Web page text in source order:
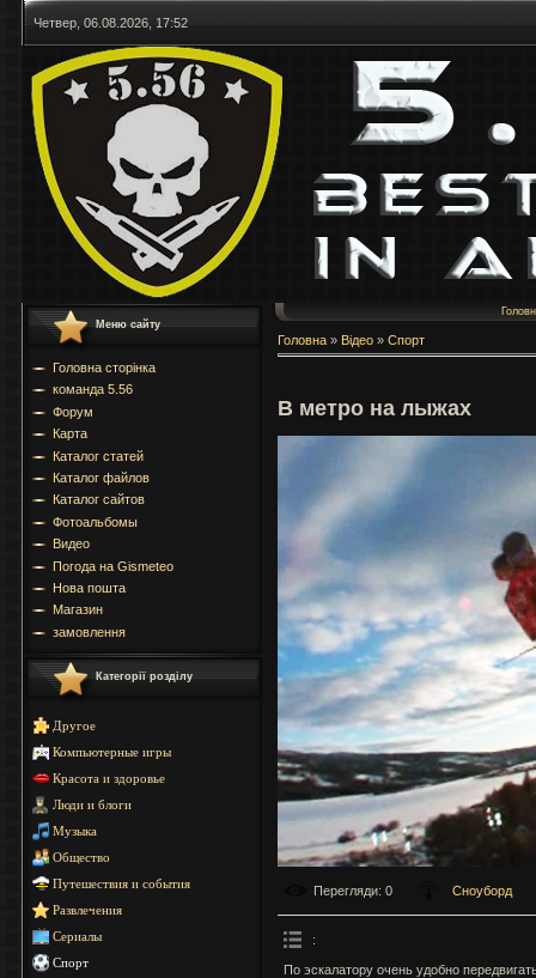
Четвер, 06.08.2026, 17:52
Меню сайту
Головна сторінка
команда 5.56
Форум
Карта
Каталог статей
Каталог файлов
Каталог сайтов
Фотоальбомы
Видео
Погода на Gismeteo
Нова пошта
Магазин
замовлення
Категорії розділу
Другое
Компьютерные игры
Красота и здоровье
Люди и блоги
Музыка
Общество
Путешествия и события
Развлечения
Сериалы
Спорт
Головна » Відео » Спорт
В метро на лыжах
Перегляди: 0 Сноуборд
:
По эскалатору очень удобно